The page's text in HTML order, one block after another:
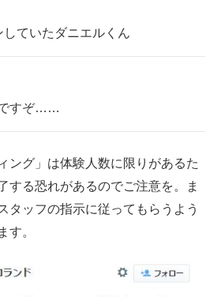
ィアていたダニエルくん
ですぞ……
ング」は体験人数に限りがあるた
する恐れがあるのでご注意を。ま
タッフの指示に従ってもらうよう
す。